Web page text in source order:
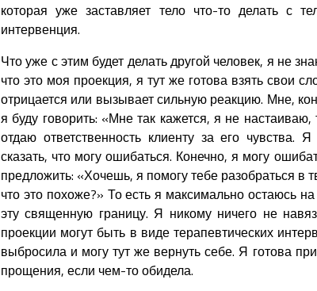
которая уже заставляет тело что-то делать с
интервенция.
Что уже с этим будет делать другой человек, я не
что это моя проекция, я тут же готова взять свои
отрицается или вызывает сильную реакцию. Мне,
я буду говорить: «Мне так кажется, я не
отдаю ответственность клиенту за его чувства.
сказать, что могу ошибаться. Конечно, я могу
предложить: «Хочешь, я помогу тебе разобраться в
что это похоже?» То есть я максимально остаюсь
эту священную границу. Я никому ничего не
проекции могут быть в виде терапевтических
выбросила и могу тут же вернуть себе. Я готова
прощения, если чем-то обидела.